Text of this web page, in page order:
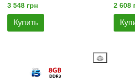
3 548 грн
Купить
2 608